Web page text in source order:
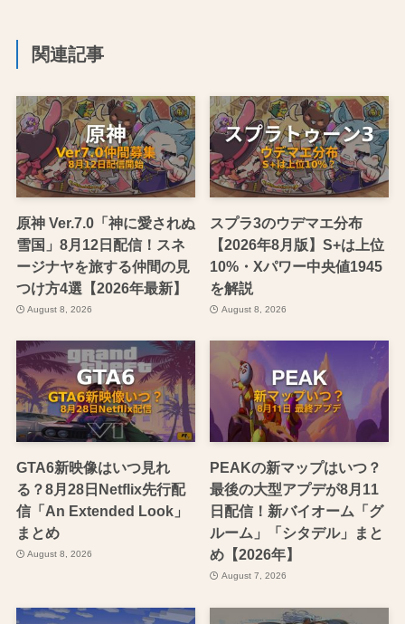
関連記事
原神 Ver.7.0「神に愛されぬ
雪国」8月12日配信！スネ
ージナヤを旅する仲間の見
つけ方4選【2026年最新】
August 8, 2026
スプラ3のウデマエ分布
【2026年8月版】S+は上位
10%・Xパワー中央値1945
を解説
August 8, 2026
GTA6新映像はいつ見れ
る？8月28日Netflix先行配
信「An Extended Look」
まとめ
August 8, 2026
PEAKの新マップはいつ？
最後の大型アプデが8月11
日配信！新バイオーム「グ
ルーム」「シタデル」まと
め【2026年】
August 7, 2026